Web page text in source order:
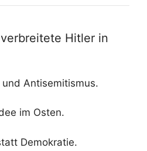
Hitler in
Antisemitismus.
im Osten.
Demokratie.